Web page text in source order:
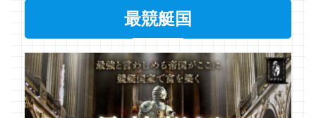
最競艇国